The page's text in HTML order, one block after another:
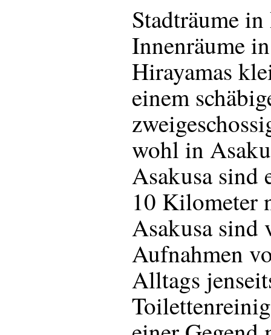
Stadträume
Innenräume
Hirayamas
einem
wohl in
Asakusa sind
10 Kilometer
Asakusa sind
Aufnahmen
Alltags